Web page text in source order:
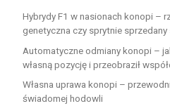
Hybrydy F1 w nasionach konopi –
genetyczna czy sprytnie sprzedany
Automatyczne odmiany konopi –
własną pozycję i przeobraził
Własna uprawa konopi –
świadomej hodowli